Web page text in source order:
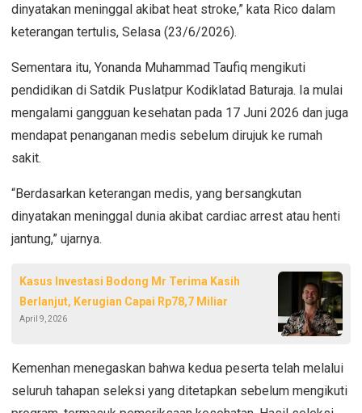
dinyatakan meninggal akibat heat stroke,” kata Rico dalam
keterangan tertulis, Selasa (23/6/2026).
Sementara itu, Yonanda Muhammad Taufiq mengikuti
pendidikan di Satdik Puslatpur Kodiklatad Baturaja. Ia mulai
mengalami gangguan kesehatan pada 17 Juni 2026 dan juga
mendapat penanganan medis sebelum dirujuk ke rumah
sakit.
“Berdasarkan keterangan medis, yang bersangkutan
dinyatakan meninggal dunia akibat cardiac arrest atau henti
jantung,” ujarnya.
Kasus Investasi Bodong Mr Terima Kasih
Berlanjut, Kerugian Capai Rp78,7 Miliar
April 9, 2026
Kemenhan menegaskan bahwa kedua peserta telah melalui
seluruh tahapan seleksi yang ditetapkan sebelum mengikuti